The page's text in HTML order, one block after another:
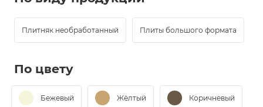
Плитняк необработанный Плиты большого формата
По цвету
Бежевый Жёлтый Коричневый